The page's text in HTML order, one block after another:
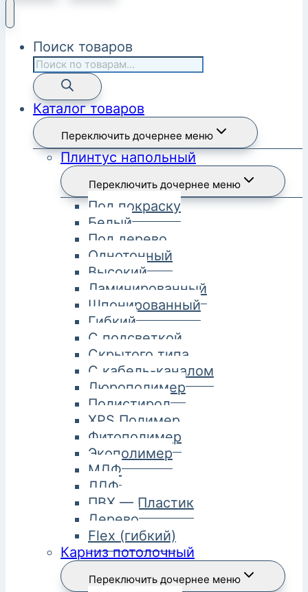
Поиск товаров
Каталог товаров
Переключить дочернее меню
Плинтус напольный
Переключить дочернее меню
Под покраску
Белый
Под дерево
Однотонный
Высокий
Ламинированный
Шпонированный
Гибкий
С подсветкой
Скрытого типа
С кабель-каналом
Дюрополимер
Полистирол
XPS Полимер
Фитополимер
Экополимер
МДФ
ЛДФ
ПВХ — Пластик
Дерево
Flex (гибкий)
Карниз потолочный
Переключить дочернее меню